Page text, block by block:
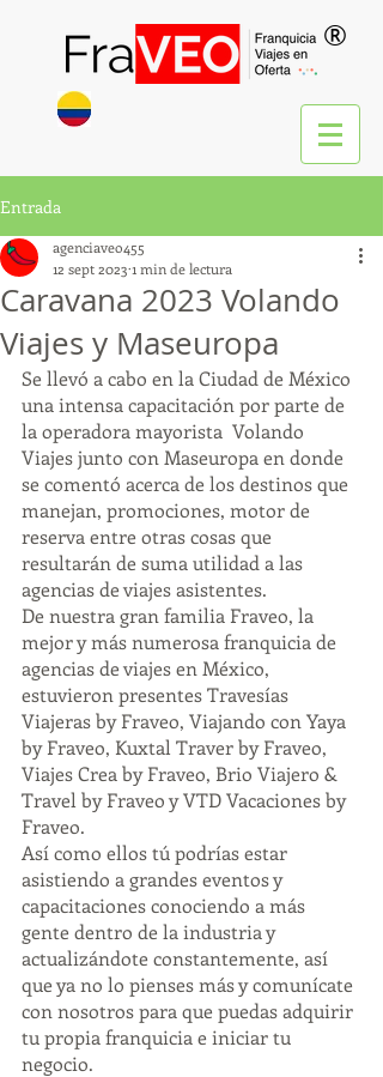
®
Entrada
Caravana 2023 Volando
Viajes y Maseuropa
agenciaveo455
12 sept 2023 1 min de lectura
Se llevó a cabo en la Ciudad de México
una intensa capacitación por parte de
la operadora mayorista  Volando
Viajes junto con Maseuropa en donde
se comentó acerca de los destinos que
manejan, promociones, motor de
reserva entre otras cosas que
resultarán de suma utilidad a las
agencias de viajes asistentes.
De nuestra gran familia Fraveo, la
mejor y más numerosa franquicia de
agencias de viajes en México,
estuvieron presentes Travesías
Viajeras by Fraveo, Viajando con Yaya
by Fraveo, Kuxtal Traver by Fraveo,
Viajes Crea by Fraveo, Brio Viajero &
Travel by Fraveo y VTD Vacaciones by
Fraveo.
Así como ellos tú podrías estar
asistiendo a grandes eventos y
capacitaciones conociendo a más
gente dentro de la industria y
actualizándote constantemente, así
que ya no lo pienses más y comunícate
con nosotros para que puedas adquirir
tu propia franquicia e iniciar tu
negocio.